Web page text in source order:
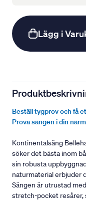
Lägg i
Beställ tygprov och få
Prova sängen i din
Kontinentalsäng
söker det bästa inom
sin robusta
naturmaterial erbjuder
Sängen är utrustad
stretch-pocket resårer,